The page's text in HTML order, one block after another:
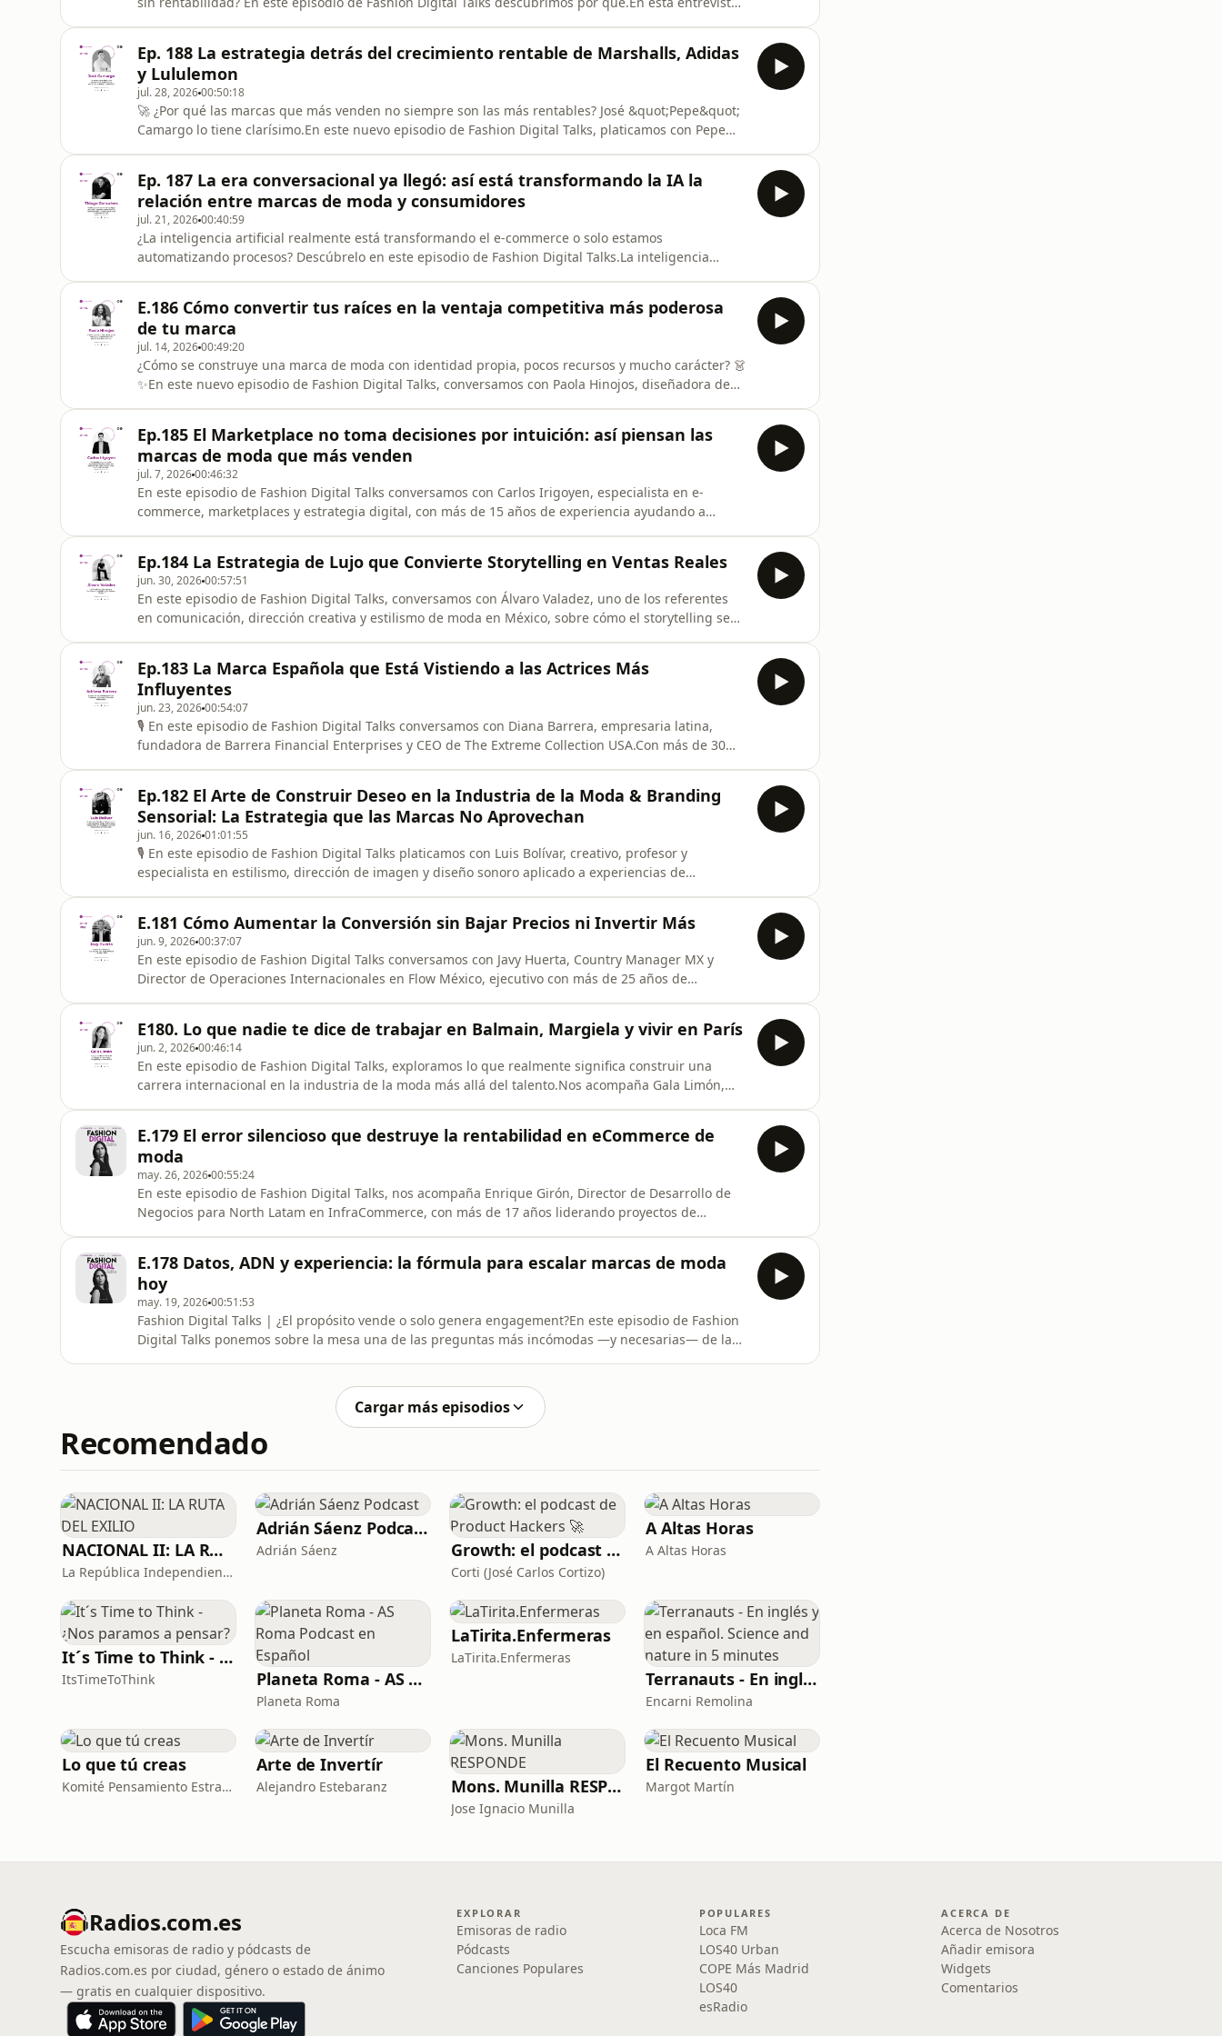
Ases Consultores y
Ep. 188 La estrategia detrás del crecimiento rentable de Marshalls, Adidas
y Lululemon
jul. 28, 202600:50:18
🚀 ¿Por qué las marcas que más venden no siempre son las más rentables? José &quot;Pepe&quot;
Camargo lo tiene clarísimo.En este nuevo episodio de Fashion Digital Talks, platicamos con Pepe
Latinoamérica.Con más de 2
Ep. 187 La era conversacional ya llegó: así está transformando la IA la
relación entre marcas de moda y consumidores
jul. 21, 202600:40:59
¿La inteligencia artificial realmente está transformando el e-commerce o solo estamos
automatizando procesos? Descúbrelo en este episodio de Fashion Digital Talks.La inteligencia
una visión centrada en e
E.186 Cómo convertir tus raíces en la ventaja competitiva más poderosa
de tu marca
jul. 14, 202600:49:20
¿Cómo se construye una marca de moda con identidad propia, pocos recursos y mucho carácter? 👗
✨En este nuevo episodio de Fashion Digital Talks, conversamos con Paola Hinojos, diseñadora de
Paola ha presentado sus c
Ep.185 El Marketplace no toma decisiones por intuición: así piensan las
marcas de moda que más venden
jul. 7, 202600:46:32
En este episodio de Fashion Digital Talks conversamos con Carlos Irigoyen, especialista en e-
commerce, marketplaces y estrategia digital, con más de 15 años de experiencia ayudando a
asesorar a marcas líderes para op
Ep.184 La Estrategia de Lujo que Convierte Storytelling en Ventas Reales
jun. 30, 202600:57:51
En este episodio de Fashion Digital Talks, conversamos con Álvaro Valadez, uno de los referentes
en comunicación, dirección creativa y estilismo de moda en México, sobre cómo el storytelling se
internacionales como
Ep.183 La Marca Española que Está Vistiendo a las Actrices Más
Influyentes
jun. 23, 202600:54:07
🎙️ En este episodio de Fashion Digital Talks conversamos con Diana Barrera, empresaria latina,
fundadora de Barrera Financial Enterprises y CEO de The Extreme Collection USA.Con más de 30
USA ha logrado posicionars
Ep.182 El Arte de Construir Deseo en la Industria de la Moda & Branding
Sensorial: La Estrategia que las Marcas No Aprovechan
jun. 16, 202601:01:55
🎙️ En este episodio de Fashion Digital Talks platicamos con Luis Bolívar, creativo, profesor y
especialista en estilismo, dirección de imagen y diseño sonoro aplicado a experiencias de
participar en proyectos presentados
E.181 Cómo Aumentar la Conversión sin Bajar Precios ni Invertir Más
jun. 9, 202600:37:07
En este episodio de Fashion Digital Talks conversamos con Javy Huerta, Country Manager MX y
Director de Operaciones Internacionales en Flow México, ejecutivo con más de 25 años de
la rentabilidad y el crecimiento de las ma
E180. Lo que nadie te dice de trabajar en Balmain, Margiela y vivir en París
jun. 2, 202600:46:14
En este episodio de Fashion Digital Talks, exploramos lo que realmente significa construir una
carrera internacional en la industria de la moda más allá del talento.Nos acompaña Gala Limón,
Galliano. Su trabajo ha ves
E.179 El error silencioso que destruye la rentabilidad en eCommerce de
moda
may. 26, 202600:55:24
En este episodio de Fashion Digital Talks, nos acompaña Enrique Girón, Director de Desarrollo de
Negocios para North Latam en InfraCommerce, con más de 17 años liderando proyectos de
velocidad vs control,
E.178 Datos, ADN y experiencia: la fórmula para escalar marcas de moda
hoy
may. 19, 202600:51:53
Fashion Digital Talks | ¿El propósito vende o solo genera engagement?En este episodio de Fashion
Digital Talks ponemos sobre la mesa una de las preguntas más incómodas —y necesarias— de la
Cargar más episodios
Recomendado
NACIONAL II: LA RUTA DEL EXILIO
La República Independiente de la Radio
Adrián Sáenz Podcast
Adrián Sáenz Growth: el podcast de Product Hackers 🚀
Corti (José Carlos Cortizo)
A Altas Horas
A Altas Horas
It´s Time to Think - ¿Nos paramos a pensar?
ItsTimeToThink Planeta Roma - AS Roma Podcast en Español
Planeta Roma
LaTirita.Enfermeras
LaTirita.Enfermeras
Terranauts - En inglés y en español. Science and nature in 5 minutes
Encarni Remolina
Lo que tú creas
Komité Pensamiento Estratégico
Arte de Invertír
Alejandro Estebaranz Mons. Munilla RESPONDE
Jose Ignacio Munilla
El Recuento Musical
Margot Martín
Radios.com.es
Escucha emisoras de radio y pódcasts de
Radios.com.es por ciudad, género o estado de ánimo
— gratis en cualquier dispositivo.
EXPLORAR
Emisoras de radio
Pódcasts
Canciones Populares
POPULARES
Loca FM
LOS40 Urban
COPE Más Madrid
LOS40
esRadio
ACERCA DE
Acerca de Nosotros
Añadir emisora
Widgets
Comentarios